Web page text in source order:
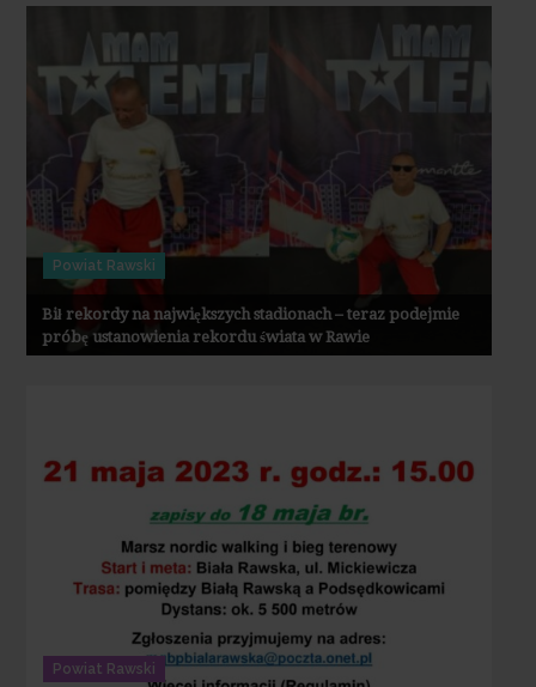
Powiat Rawski
Bił rekordy na największych stadionach – teraz podejmie
próbę ustanowienia rekordu świata w Rawie
Powiat Rawski